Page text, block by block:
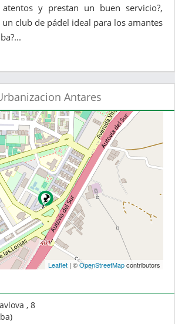
atentos y prestan un buen servicio?,
un club de pádel ideal para los amantes
Antares
Leaflet| ©OpenStreetMapcontributors
, 8
)